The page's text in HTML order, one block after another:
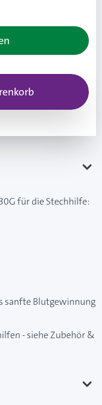
für die Stechhilfe:
sanfte Blutgewinnung
- siehe Zubehör &